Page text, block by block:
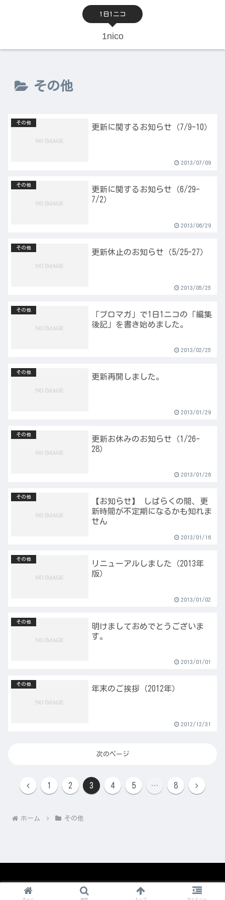
1日1ニコ
1nico
その他
その他
更新に関するお知らせ（7/9-10）
2013/07/09
その他
更新に関するお知らせ（6/29-
7/2）
2013/06/29
その他
更新休止のお知らせ（5/25-27）
2013/05/25
その他
「ブロマガ」で1日1ニコの「編集
後記」を書き始めました。
2013/02/25
その他
更新再開しました。
2013/01/29
その他
更新お休みのお知らせ（1/26-
28）
2013/01/26
その他
【お知らせ】 しばらくの間、更
新時間が不定期になるかも知れま
せん
2013/01/16
その他
リニューアルしました（2013年
版）
2013/01/02
その他
明けましておめでとうございま
す。
2013/01/01
その他
年末のご挨拶（2012年）
2012/12/31
次のページ
前 1 2 3 4 5 … 8 次
ホーム その他
© 2008-2026 1nico.